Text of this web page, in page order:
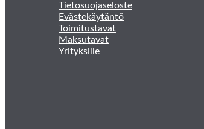
Tietosuojaseloste
Evästekäytäntö
Toimitustavat
Maksutavat
Yrityksille